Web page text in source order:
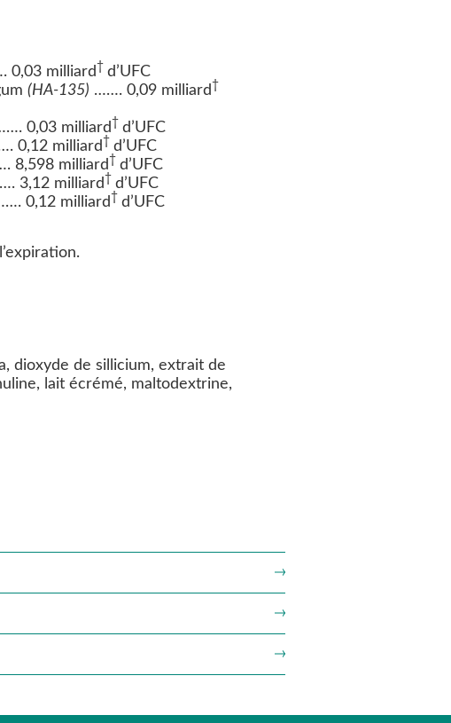
0,03 milliard † d’UFC
(HA-135) ……. 0,09 milliard †
0,03 milliard † d’UFC
0,12 milliard † d’UFC
8,598 milliard † d’UFC
3,12 milliard † d’UFC
0,12 milliard † d’UFC
dioxyde de sillicium, extrait de
lait écrémé, maltodextrine,